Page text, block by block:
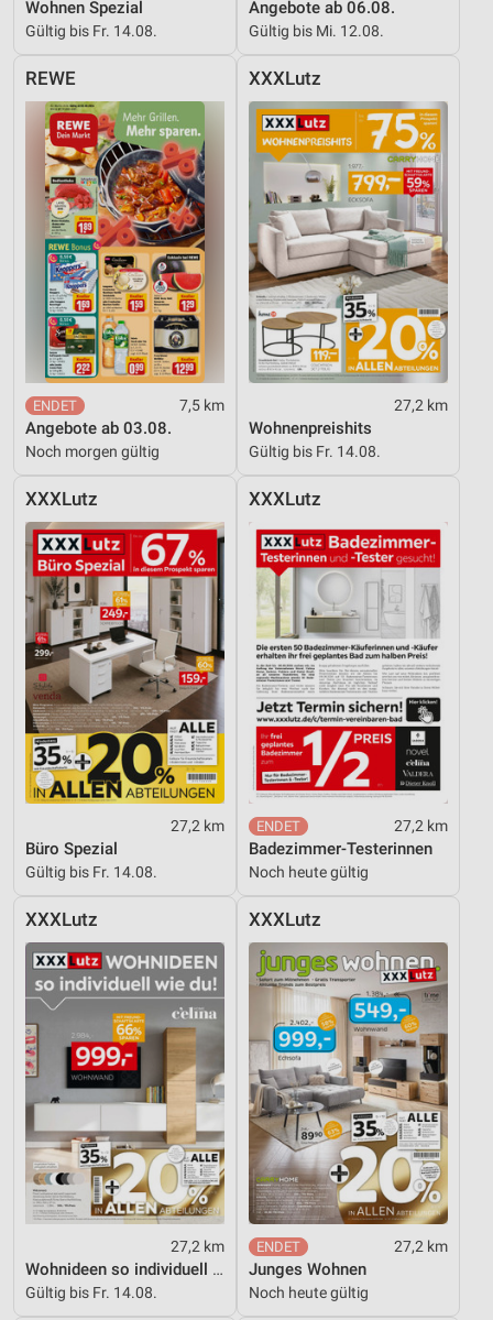
Wohnen Spezial
Gültig bis Fr. 14.08.
Angebote ab 06.08.
Gültig bis Mi. 12.08.
REWE
7,5 km
Angebote ab 03.08.
Noch morgen gültig
XXXLutz
27,2 km
Wohnenpreishits
Gültig bis Fr. 14.08.
XXXLutz
27,2 km
Büro Spezial
Gültig bis Fr. 14.08.
XXXLutz
27,2 km
Badezimmer-Testerinnen
Noch heute gültig
XXXLutz
27,2 km
Wohnideen so individuell wie du!
Gültig bis Fr. 14.08.
XXXLutz
27,2 km
Junges Wohnen
Noch heute gültig
Messung der Werbeleistung
Messung der Performance von Inhalten
Analyse von Zielgruppen durch Statistiken oder
Kombinationen von Daten aus verschiedenen
Quellen
Entwicklung und Verbesserung der Angebote
Verwendung reduzierter Daten zur Auswahl von
Inhalten
IAB-Besonderheiten:
Verwendung genauer Standortdaten
Geräte anhand von aktiv angeforderten
Informationen identifizieren
Nicht-IAB-Verarbeitungszwecke:
Notwendig
Performance
Funktional
Werbung